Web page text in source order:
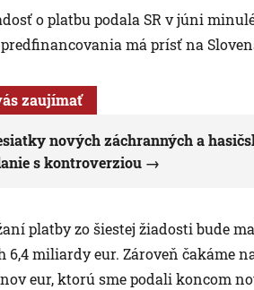
o platbu podala SR v júni
má prísť na
zaujímať
nových záchranných a
s kontroverziou
platby zo šiestej žiadosti bude
6,4 miliardy eur. Zároveň čakáme
eur, ktorú sme podali koncom